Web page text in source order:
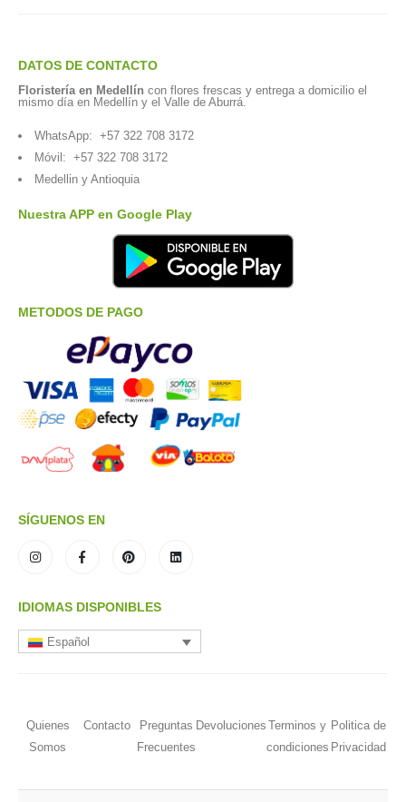
DATOS DE CONTACTO
Floristería en Medellín con flores frescas y entrega a domicilio el
mismo día en Medellín y el Valle de Aburrá.
WhatsApp: +57 322 708 3172
Móvil: +57 322 708 3172
Medellin y Antioquia
Nuestra APP en Google Play
METODOS DE PAGO
SÍGUENOS EN
IDIOMAS DISPONIBLES
Español
Quienes
Somos
Contacto
Preguntas
Frecuentes
Devoluciones Terminos y
condiciones
Politica de
Privacidad